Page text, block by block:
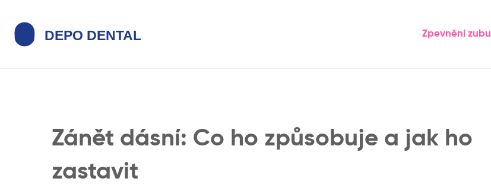
Zpevnění zubu
Zánět dásní: Co ho způsobuje a jak ho
zastavit